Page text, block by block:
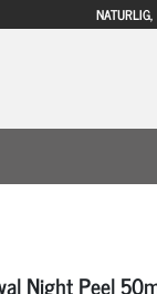
Night Peel